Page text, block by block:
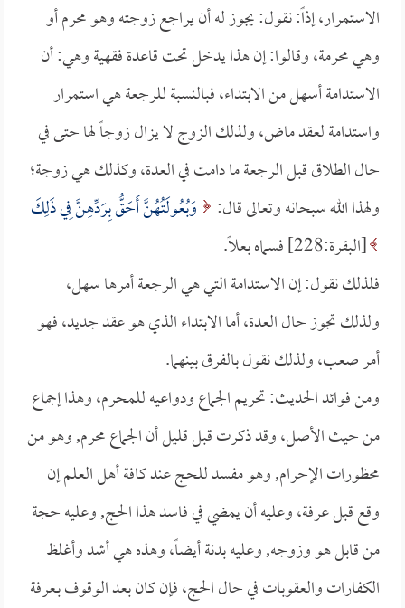
الاستمرار، إذاً: نقول: يجوز له أن يراجع زوجته وهو محرم أو
وهي محرمة، وقالوا: إن هذا يدخل تحت قاعدة فقهية وهي: أن
الاستدامة أسهل من الابتداء، فبالنسبة للرجعة هي استمرار
واستدامة لعقد ماض، ولذلك الزوج لا يزال زوجاً لها حتى في
حال الطلاق قبل الرجعة ما دامت في العدة، وكذلك هي زوجة؛
ولهذا الله سبحانه وتعالى قال:
وَبُعُولَتُهُنَّ أَحَقُّ بِرَدِّهِنَّ فِي ذَلِكَ
[البقرة:228] فسماه بعلاً.
فلذلك نقول: إن الاستدامة التي هي الرجعة أمرها سهل،
ولذلك تجوز حال العدة، أما الابتداء الذي هو عقد جديد، فهو
أمر صعب، ولذلك نقول بالفرق بينهما.
ومن فوائد الحديث: تحريم الجماع ودواعيه للمحرم، وهذا إجماع
من حيث الأصل، وقد ذكرت قبل قليل أن الجماع محرم, وهو من
محظورات الإحرام, وهو مفسد للحج عند كافة أهل العلم إن
وقع قبل عرفة، وعليه أن يمضي في فاسد هذا الحج, وعليه حجة
من قابل هو وزوجه, وعليه بدنة أيضاً، وهذه هي أشد وأغلظ
الكفارات والعقوبات في حال الحج، فإن كان بعد الوقوف بـعرفة